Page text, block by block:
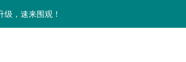
级，速来围观！
中畅享新鲜资讯！